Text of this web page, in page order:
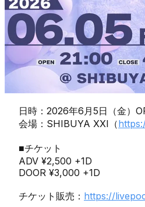
日時：2026年6月5日（金）
会場：SHIBUYA XXI（
■チケット
ADV ¥2,500 +1D
DOOR ¥3,000 +1D
チケット販売： https://